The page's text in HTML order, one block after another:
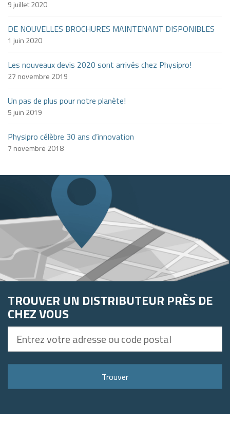
9 juillet 2020
DE NOUVELLES BROCHURES MAINTENANT DISPONIBLES
1 juin 2020
Les nouveaux devis 2020 sont arrivés chez Physipro!
27 novembre 2019
Un pas de plus pour notre planète!
5 juin 2019
Physipro célèbre 30 ans d’innovation
7 novembre 2018
TROUVER UN DISTRIBUTEUR PRÈS DE
CHEZ VOUS
votre
Trouver